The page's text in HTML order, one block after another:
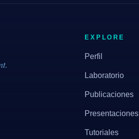
EXPLORE
Perfil
Laboratorio
Publicaciones
Presentaciones
Tutoriales